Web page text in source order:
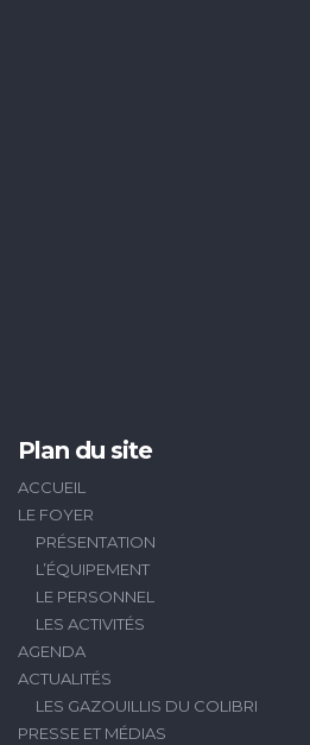
Plan du site
ACCUEIL
LE FOYER
PRÉSENTATION
L’ÉQUIPEMENT
LE PERSONNEL
LES ACTIVITÉS
AGENDA
ACTUALITÉS
LES GAZOUILLIS DU COLIBRI
PRESSE ET MÉDIAS